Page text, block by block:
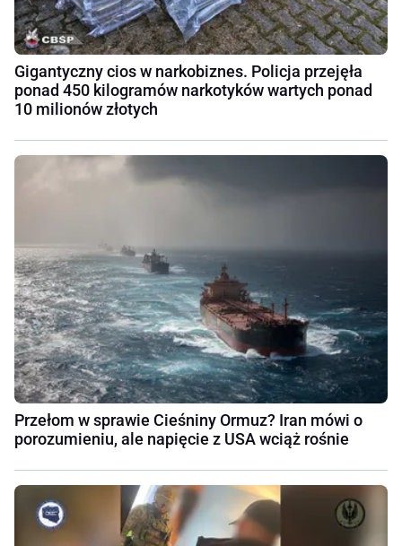
Gigantyczny cios w narkobiznes. Policja przejęła
ponad 450 kilogramów narkotyków wartych ponad
10 milionów złotych
Przełom w sprawie Cieśniny Ormuz? Iran mówi o
porozumieniu, ale napięcie z USA wciąż rośnie